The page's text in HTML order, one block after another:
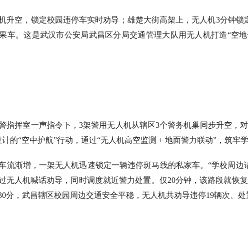
升空，锁定校园违停车实时劝导；雄楚大街高架上，无人机3分钟锁
车。这是武汉市公安局武昌区分局交通管理大队用无人机打造“空
指挥室一声指令下，3架警用无人机从辖区3个警务机巢同步升空，
的“空中护航”行动，通过“无人机高空监测 + 地面警力联动”，筑牢
流渐增，一架无人机迅速锁定一辆违停斑马线的私家车。“学校周边
无人机喊话劝导，同时调度就近警力处置。仅20分钟，该路段就恢
分，武昌辖区校园周边交通安全平稳，无人机共劝导违停19辆次、处